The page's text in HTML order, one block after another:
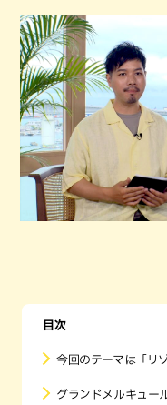
目次
今回のテーマは「リ
グランドメルキュー